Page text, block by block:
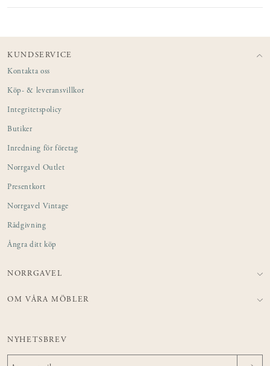
KUNDSERVICE
Kontakta oss
Köp- & leveransvillkor
Integritetspolicy
Butiker
Inredning för företag
Norrgavel Outlet
Presentkort
Norrgavel Vintage
Rådgivning
Ångra ditt köp
NORRGAVEL
OM VÅRA MÖBLER
NYHETSBREV